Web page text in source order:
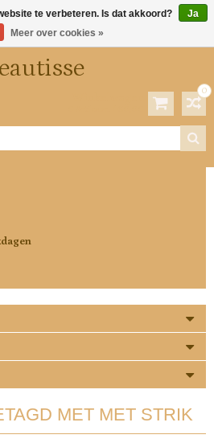
0
MET MET STRIK
te verbeteren. Is dat akkoord?
Ja
Meer over cookies »